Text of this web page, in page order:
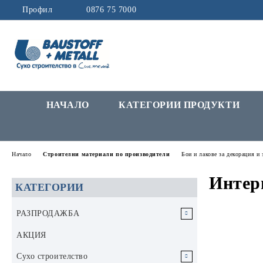
Профил 0876 75 7000
НАЧАЛО КАТЕГОРИИ ПРОДУКТИ
КАТЕГОРИИ
РАЗПРОДАЖБА
РАЗПРОДАЖБА Инструменти и
АКЦИЯ
Сухо строителство
Начало Строителни материали по производители Бои и лакове за декорация